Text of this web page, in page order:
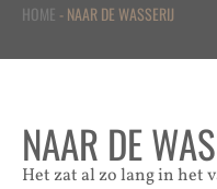
HOME -NAAR DE WASSERIJ
NAAR DE
Het zat al zo lang in het